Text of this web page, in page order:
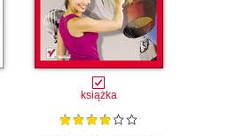
książka